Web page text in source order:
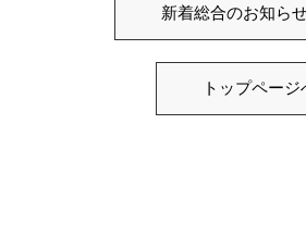
新着総合のお知ら
トップページ